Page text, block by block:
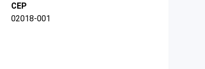
CEP
02018-001